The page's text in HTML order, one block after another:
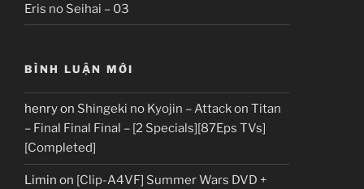
Eris no Seihai – 03
BÌNH LUẬN MỚI
henryon Shingeki no Kyojin – Attack on Titan
– Final Final Final – [2 Specials][87Eps TVs]
[Completed]
Limin on [Clip-A4VF] Summer Wars DVD +